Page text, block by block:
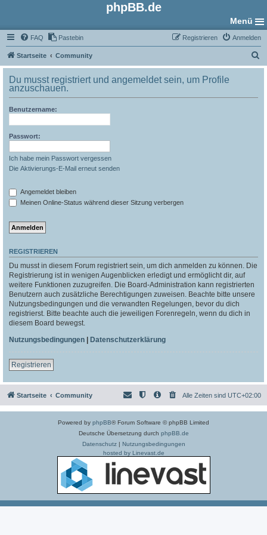
phpBB.de
Menü
FAQ Pastebin Anmelden
Registrieren
Startseite Community
u
Du musst registriert und angemeldet sein, um Profile
anzuschauen.
Benutzername:
Passwort:
Ich habe mein Passwort vergessen
Die Aktivierungs-E-Mail erneut senden
Angemeldet bleiben
Meinen Online-Status während dieser Sitzung verbergen
REGISTRIEREN
Du musst in diesem Forum registriert sein, um dich anmelden zu können. Die
Registrierung ist in wenigen Augenblicken erledigt und ermöglicht dir, auf
weitere Funktionen zuzugreifen. Die Board-Administration kann registrierten
Benutzern auch zusätzliche Berechtigungen zuweisen. Beachte bitte unsere
Nutzungsbedingungen und die verwandten Regelungen, bevor du dich
registrierst. Bitte beachte auch die jeweiligen Forenregeln, wenn du dich in
diesem Board bewegst.
Nutzungsbedingungen | Datenschutzerklärung
Registrieren
Startseite Community Alle Zeiten sind UTC+02:00
Powered by phpBB® Forum Software © phpBB Limited
Deutsche Übersetzung durch phpBB.de
Datenschutz| Nutzungsbedingungen
hosted by Linevast.de